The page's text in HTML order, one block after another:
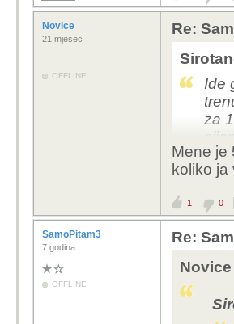
Novice
21 mjesec
OFFLINE
Re:
Ide
za
Te
Mene je
koliko
1 0
SamoPitam3
7 godina
OFFLINE
Re:
Novice